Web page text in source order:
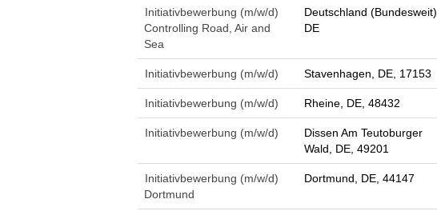
Initiativbewerbung (m/w/d)
Controlling Road, Air and
Sea
Deutschland (Bundesweit),
DE
Initiativbewerbung (m/w/d) Stavenhagen, DE, 17153
Initiativbewerbung (m/w/d) Rheine, DE, 48432
Initiativbewerbung (m/w/d)
Dissen Am Teutoburger
Wald, DE, 49201
Initiativbewerbung (m/w/d)
Dortmund
Dortmund, DE, 44147